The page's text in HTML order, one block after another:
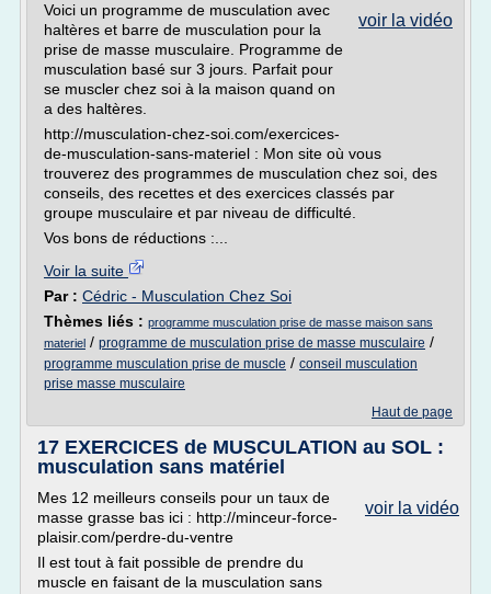
voir la vidéo
Voici un programme de musculation avec
haltères et barre de musculation pour la
prise de masse musculaire. Programme de
musculation basé sur 3 jours. Parfait pour
se muscler chez soi à la maison quand on
a des haltères.
http://musculation-chez-soi.com/exercices-
de-musculation-sans-materiel : Mon site où vous
trouverez des programmes de musculation chez soi, des
conseils, des recettes et des exercices classés par
groupe musculaire et par niveau de difficulté.
Vos bons de réductions :...
Voir la suite
Par : Cédric - Musculation Chez Soi
Thèmes liés : programme musculation prise de masse maison sans
materiel / programme de musculation prise de masse musculaire /
programme musculation prise de muscle / conseil musculation
prise masse musculaire
Haut de page
17 EXERCICES de MUSCULATION au SOL :
musculation sans matériel
voir la vidéo
Mes 12 meilleurs conseils pour un taux de
masse grasse bas ici : http://minceur-force-
plaisir.com/perdre-du-ventre
Il est tout à fait possible de prendre du
muscle en faisant de la musculation sans